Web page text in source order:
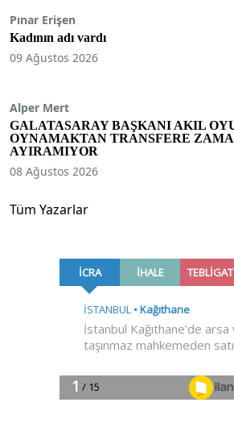
Pınar Erişen
Kadının adı vardı
09 Ağustos 2026
Alper Mert
GALATASARAY BAŞKANI AKIL
OYNAMAKTAN TRANSFERE
AYIRAMIYOR
08 Ağustos 2026
Tüm Yazarlar